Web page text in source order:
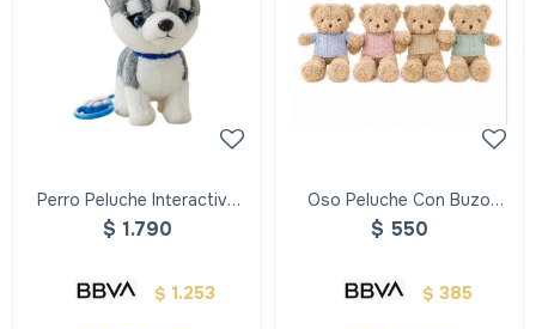
Perro Peluche Interactivo
Con Correa ,repite Y Ladra
$ 1.790
$ 1.253
Oso Peluche Con Buzo
30cm
$ 550
$ 385